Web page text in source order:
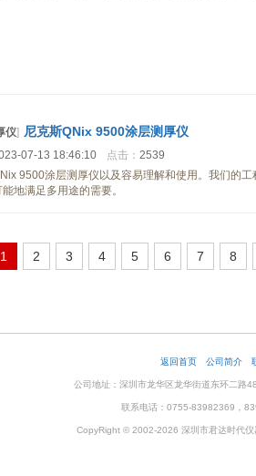
仪] 尼克斯QNix 9500涂层测厚仪
07-13 18:46:10 点击： 2539
9500涂层测厚仪以及容易理解和使用。我们的
地满足多用途的需要。
1 2 3 4 5 6 7 8
返回首页 公司简介
公司地址：深圳市龙华区龙华街道东环二
联系电话：0755-83982369，
CopyRight © 2002-2026 深圳市君达时代